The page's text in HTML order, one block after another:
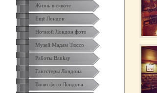
Жизнь в сквоте
Ещё Лондон
Ночной Лондон фото
Музей Мадам Тюссо
Работы Banksy
Гангстеры Лондона
Ваши фото Лондона